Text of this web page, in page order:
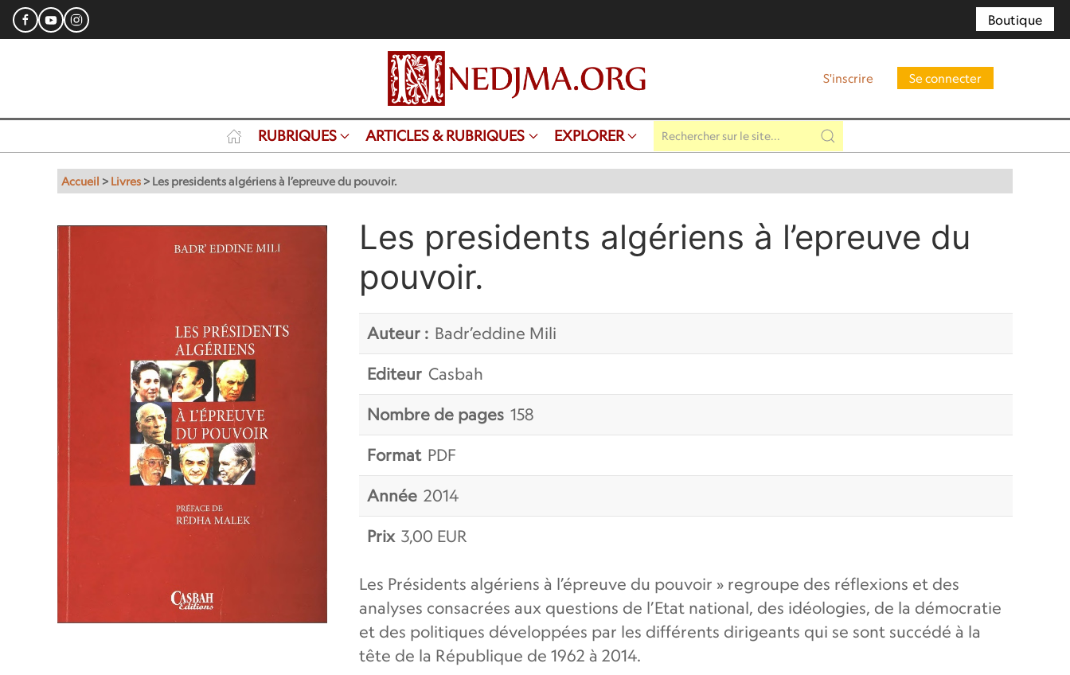
Boutique
S'inscrire Se connecter
RUBRIQUES ARTICLES & RUBRIQUES EXPLORER
Accueil > Livres > Les presidents algériens à l’epreuve du pouvoir.
Les presidents algériens à l’epreuve du
pouvoir.
Auteur : Badr’eddine Mili
Editeur Casbah
Nombre de pages 158
Format PDF
Année 2014
Prix 3,00 EUR
Les Présidents algériens à l’épreuve du pouvoir » regroupe des réflexions et des
analyses consacrées aux questions de l’Etat national, des idéologies, de la démocratie
et des politiques développées par les différents dirigeants qui se sont succédé à la
tête de la République de 1962 à 2014.